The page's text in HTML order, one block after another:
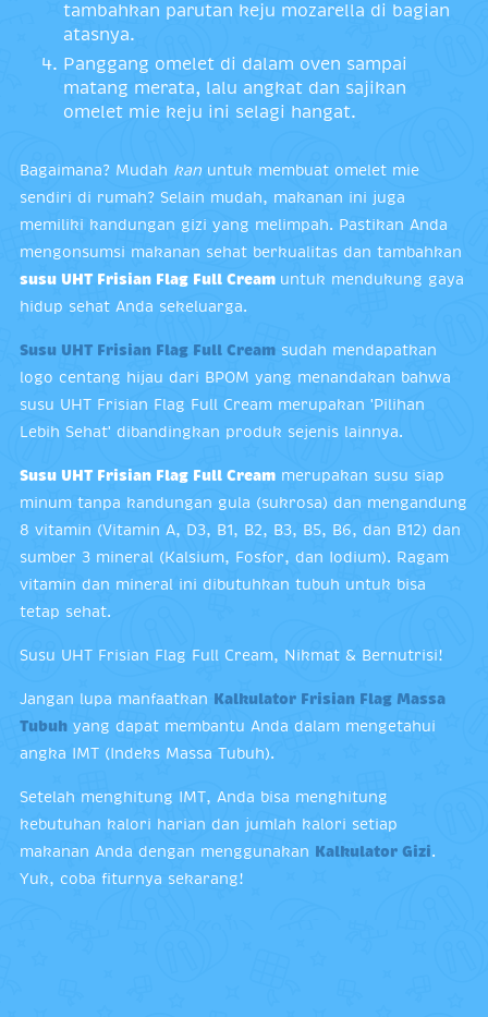
tambahkan parutan keju mozarella di bagian
atasnya.
Panggang omelet di dalam oven sampai
matang merata, lalu angkat dan sajikan
omelet mie keju ini selagi hangat.
Bagaimana? Mudah kan untuk membuat omelet mie
sendiri di rumah? Selain mudah, makanan ini juga
memiliki kandungan gizi yang melimpah. Pastikan Anda
mengonsumsi makanan sehat berkualitas dan tambahkan
susu UHT Frisian Flag Full Cream untuk mendukung gaya
hidup sehat Anda sekeluarga.
Susu UHT Frisian Flag Full Cream sudah mendapatkan
logo centang hijau dari BPOM yang menandakan bahwa
susu UHT Frisian Flag Full Cream merupakan 'Pilihan
Lebih Sehat' dibandingkan produk sejenis lainnya.
Susu UHT Frisian Flag Full Cream merupakan susu siap
minum tanpa kandungan gula (sukrosa) dan mengandung
8 vitamin (Vitamin A, D3, B1, B2, B3, B5, B6, dan B12) dan
sumber 3 mineral (Kalsium, Fosfor, dan Iodium). Ragam
vitamin dan mineral ini dibutuhkan tubuh untuk bisa
tetap sehat.
Susu UHT Frisian Flag Full Cream, Nikmat & Bernutrisi!
Jangan lupa manfaatkan Kalkulator Frisian Flag Massa
Tubuh yang dapat membantu Anda dalam mengetahui
angka IMT (Indeks Massa Tubuh).
Setelah menghitung IMT, Anda bisa menghitung
kebutuhan kalori harian dan jumlah kalori setiap
makanan Anda dengan menggunakan Kalkulator Gizi
Yuk, coba fiturnya sekarang!